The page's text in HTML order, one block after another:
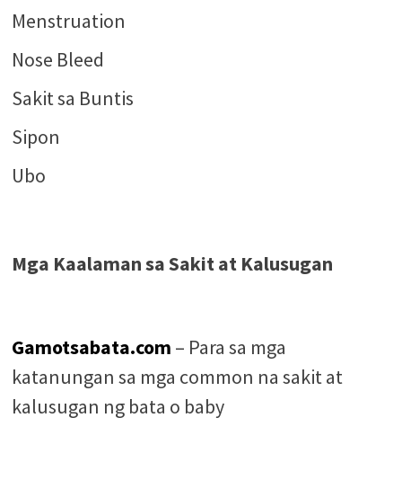
Menstruation
Nose Bleed
Sakit sa Buntis
Sipon
Ubo
Mga Kaalaman sa Sakit at Kalusugan
Gamotsabata.com – Para sa mga
katanungan sa mga common na sakit at
kalusugan ng bata o baby